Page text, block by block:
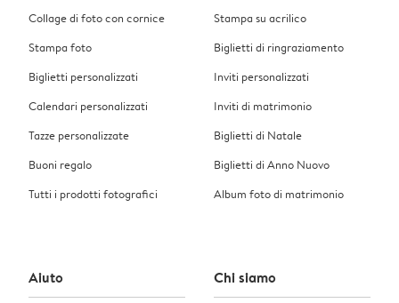
Collage di foto con cornice
Stampa foto
Biglietti personalizzati
Calendari personalizzati
Tazze personalizzate
Buoni regalo
Tutti i prodotti fotografici
Stampa su acrilico
Biglietti di ringraziamento
Inviti personalizzati
Inviti di matrimonio
Biglietti di Natale
Biglietti di Anno Nuovo
Album foto di matrimonio
Aiuto Chi siamo